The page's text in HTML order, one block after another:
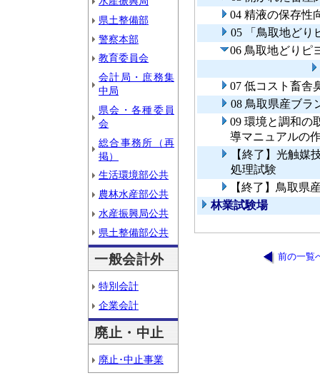
県土整備部
警察本部
教育委員会
会計局・庶務集
中局
県会・各種委員
会
総合事務所（再
掲）
生活環境部公共
農林水産部公共
水産振興局公共
県土整備部公共
一般会計外
特別会計
企業会計
廃止・中止
廃止･中止事業
04 精液の保存性
05 「鳥取地どり
06 鳥取地どりピ
07 低コスト畜舎
08 鳥取県産ブラ
09 環境と調和の
導マニュアルの
【終了】光触媒
処理試験
【終了】鳥取県
林業試験場
前の一覧